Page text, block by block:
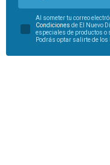
Al someter tu correo
Condiciones de El Nuevo
especiales de productos o
Podrás optar salirte de los